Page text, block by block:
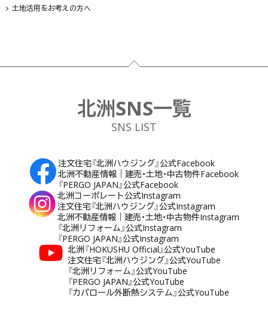
土地活用をお考えの方へ
フッター
北洲SNS一覧
SNS LIST
注文住宅『北洲ハウジング』公式Facebook
北洲不動産情報｜建売・土地・中古物件Facebook
『PERGO JAPAN』公式Facebook
北洲コーポレート公式Instagram
注文住宅『北洲ハウジング』公式Instagram
北洲不動産情報｜建売・土地・中古物件Instagram
『北洲リフォーム』公式Instagram
『PERGO JAPAN』公式Instagram
北洲『HOKUSHU Official』公式YouTube
注文住宅『北洲ハウジング』公式YouTube
『北洲リフォーム』公式YouTube
『PERGO JAPAN』公式YouTube
『カパロール外断熱システム』公式YouTube